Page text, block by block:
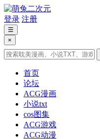
登录 注册
☰
×
首页
论坛
ACG漫画
小说txt
cos图集
ACG游戏
ACG动漫